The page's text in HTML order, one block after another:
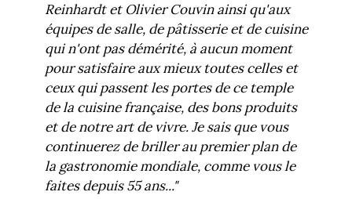
Reinhardt et Olivier Couvin ainsi qu'aux
équipes de salle, de pâtisserie et de cuisine
qui n'ont pas démérité, à aucun moment
pour satisfaire aux mieux toutes celles et
ceux qui passent les portes de ce temple
de la cuisine française, des bons produits
et de notre art de vivre. Je sais que vous
continuerez de briller au premier plan de
la gastronomie mondiale, comme vous le
faites depuis 55 ans..."